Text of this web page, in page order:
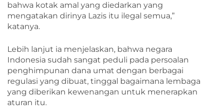
bahwa kotak amal yang diedarkan yang
mengatakan dirinya Lazis itu ilegal semua,”
katanya.
Lebih lanjut ia menjelaskan, bahwa negara
Indonesia sudah sangat peduli pada persoalan
penghimpunan dana umat dengan berbagai
regulasi yang dibuat, tinggal bagaimana lembaga
yang diberikan kewenangan untuk menerapkan
aturan itu.